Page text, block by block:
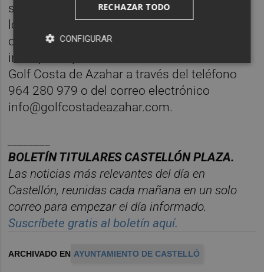
se realizarán diversos sorteos entre todos
los inscritos. Las personas interesadas en
obtener más información o formalizar su
inscripción pueden contactar con el Club de
Golf Costa de Azahar a través del teléfono
964 280 979 o del correo electrónico
info@golfcostadeazahar.com.
BOLETÍN TITULARES CASTELLÓN PLAZA.
Las noticias más relevantes del día en
Castellón, reunidas cada mañana en un solo
correo para empezar el día informado.
Suscríbete gratis al boletín aquí.
ARCHIVADO EN AYUNTAMIENTO DE CASTELLÓ
RECHAZAR TODO
CONFIGURAR